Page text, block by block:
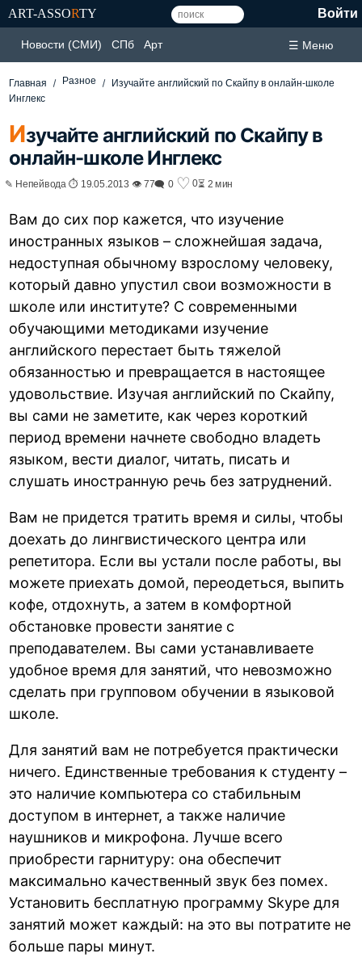
ART-ASSORTY Войти
Новости (СМИ) СПб Арт ☰ Меню
Главная Разное
Изучайте английский по Скайпу в онлайн-школе
Инглекс
Изучайте английский по Скайпу в
онлайн-школе Инглекс
✎ Непейвода ⏱ 19.05.2013 👁 77🗨 0 ♡ 0⏳ 2 мин
Вам до сих пор кажется, что изучение
иностранных языков – сложнейшая задача,
недоступная обычному взрослому человеку,
который давно упустил свои возможности в
школе или институте? С современными
обучающими методиками изучение
английского перестает быть тяжелой
обязанностью и превращается в настоящее
удовольствие. Изучая английский по Скайпу,
вы сами не заметите, как через короткий
период времени начнете свободно владеть
языком, вести диалог, читать, писать и
слушать иностранную речь без затруднений.
Вам не придется тратить время и силы, чтобы
доехать до лингвистического центра или
репетитора. Если вы устали после работы, вы
можете приехать домой, переодеться, выпить
кофе, отдохнуть, а затем в комфортной
обстановке провести занятие с
преподавателем. Вы сами устанавливаете
удобное время для занятий, что невозможно
сделать при групповом обучении в языковой
школе.
Для занятий вам не потребуется практически
ничего. Единственные требования к студенту –
это наличие компьютера со стабильным
доступом в интернет, а также наличие
наушников и микрофона. Лучше всего
приобрести гарнитуру: она обеспечит
максимально качественный звук без помех.
Установить бесплатную программу Skype для
занятий может каждый: на это вы потратите не
больше пары минут.